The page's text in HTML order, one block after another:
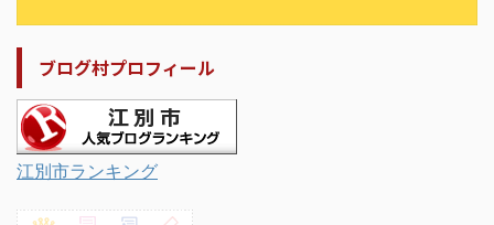
ブログ村プロフィール
江別市ランキング